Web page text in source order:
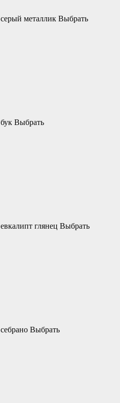
серый металлик Выбрать
бук Выбрать
евкалипт глянец Выбрать
себрано Выбрать